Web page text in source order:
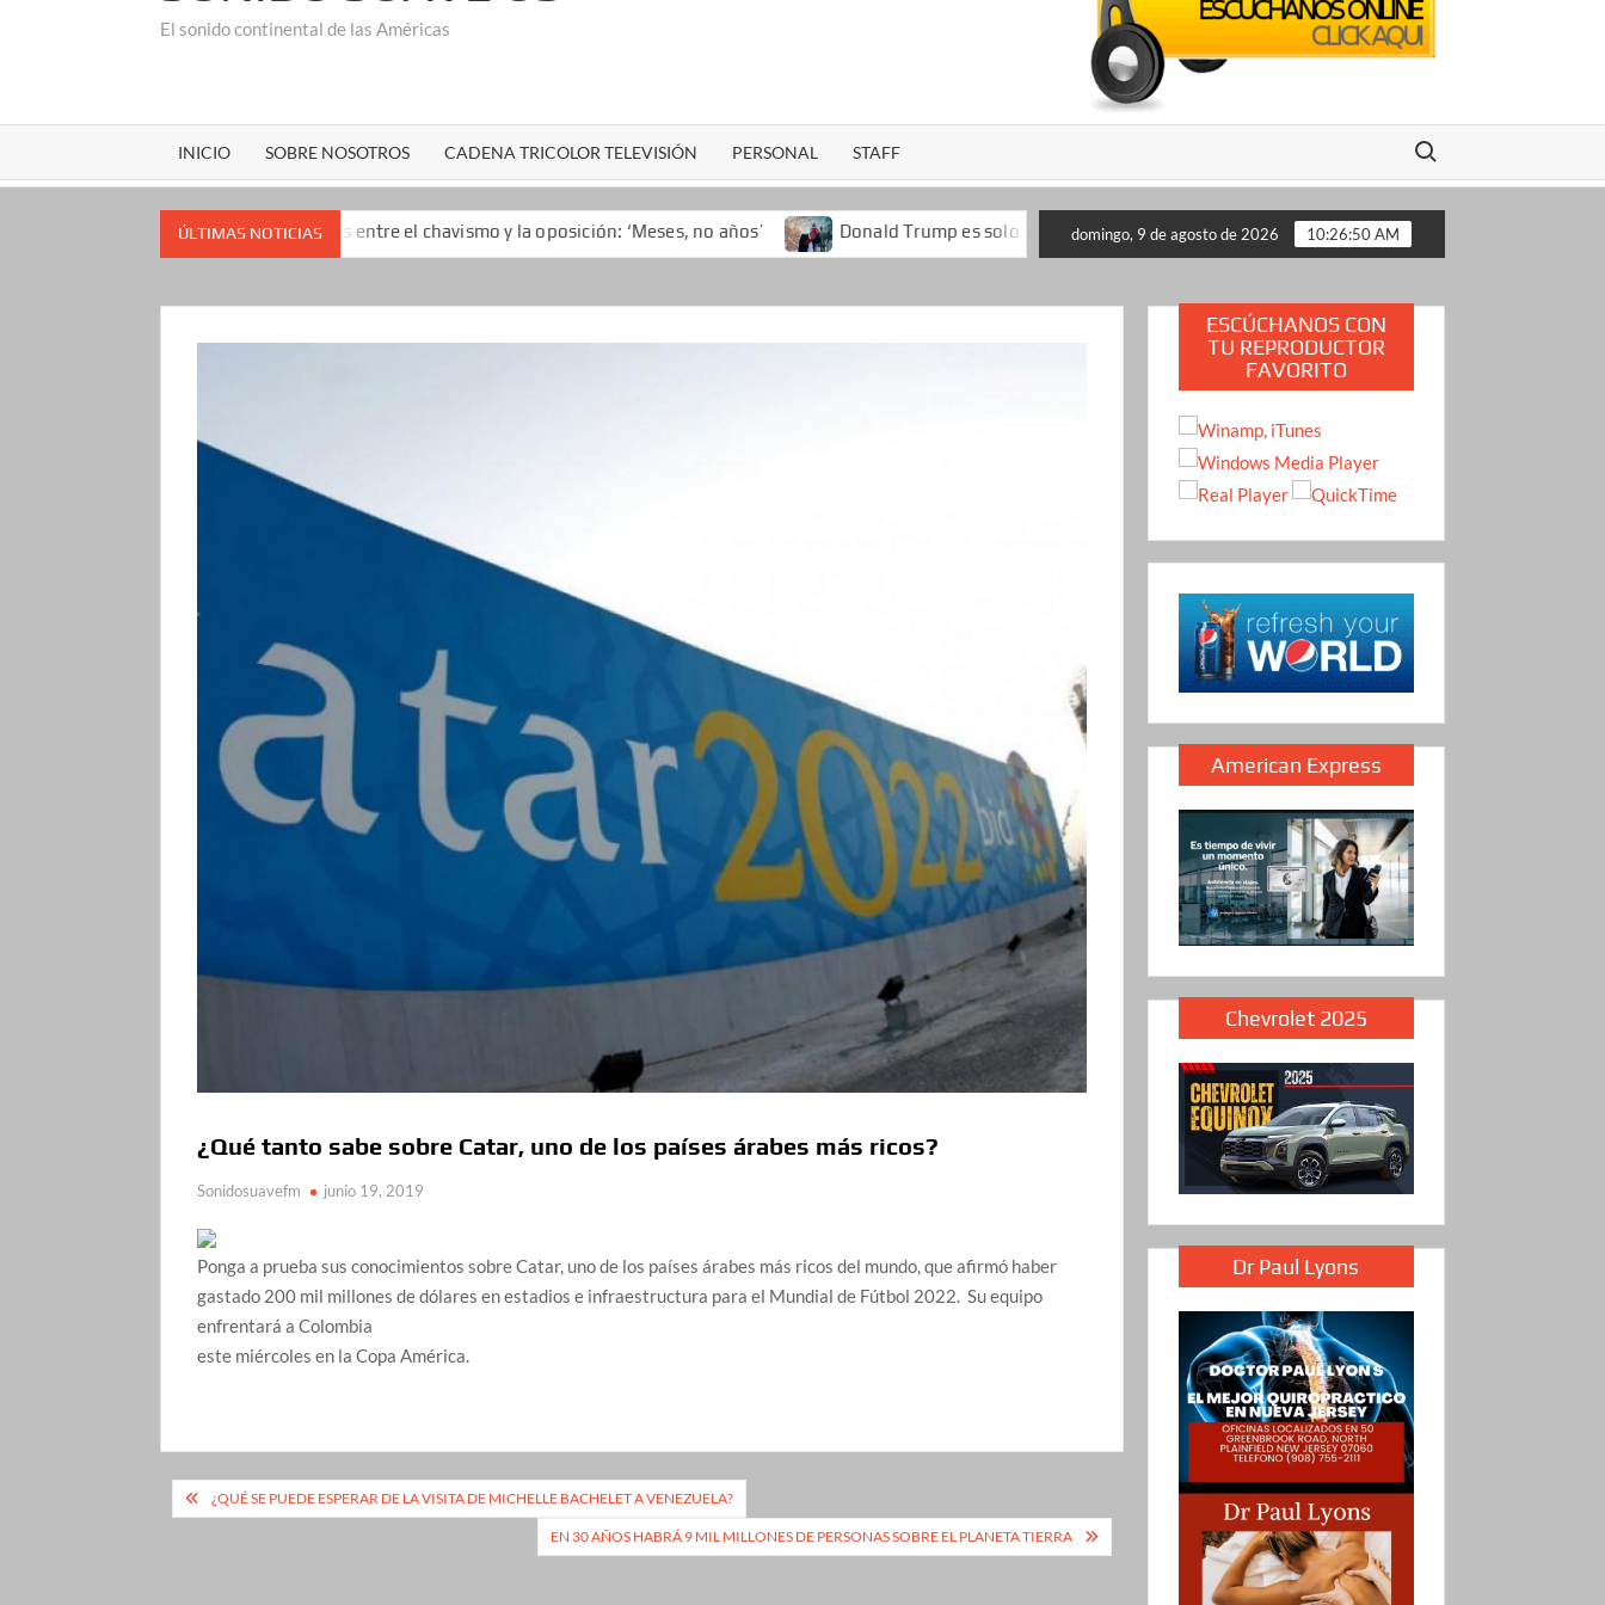
El sonido continental de las Américas
INICIO SOBRE NOSOTROS CADENA TRICOLOR TELEVISIÓN PERSONAL STAFF
Buscar:
ÚLTIMAS NOTICIAS
de las negociaciones entre el chavismo y la oposición: ‘Meses, no años’ Donald Trump es solo superado por Nixon en impopularidad: las encuestas que encienden las alarmas para
domingo, 9 de agosto de 2026 10:26:51 AM
¿Qué tanto sabe sobre Catar, uno de los países árabes más ricos?
Sonidosuavefm junio 19, 2019
Ponga a prueba sus conocimientos sobre Catar, uno de los países árabes más ricos del mundo, que afirmó haber
gastado 200 mil millones de dólares en estadios e infraestructura para el Mundial de Fútbol 2022. Su equipo
enfrentará a Colombia
este miércoles en la Copa América.
Navegación
¿QUÉ SE PUEDE ESPERAR DE LA VISITA DE MICHELLE BACHELET A VENEZUELA?
EN 30 AÑOS HABRÁ 9 MIL MILLONES DE PERSONAS SOBRE EL PLANETA TIERRA
ESCÚCHANOS CON
TU REPRODUCTOR
FAVORITO
American Express
Chevrolet 2025
Dr Paul Lyons